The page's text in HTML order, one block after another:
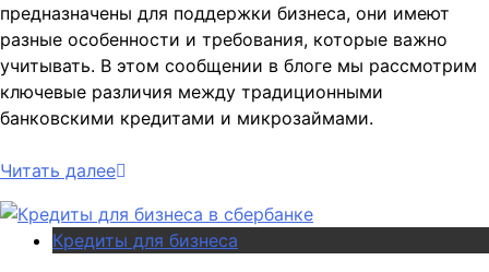
предназначены для поддержки бизнеса, они имеют
разные особенности и требования, которые важно
учитывать. В этом сообщении в блоге мы рассмотрим
ключевые различия между традиционными
банковскими кредитами и микрозаймами.
Читать далее
Кредиты для бизнеса